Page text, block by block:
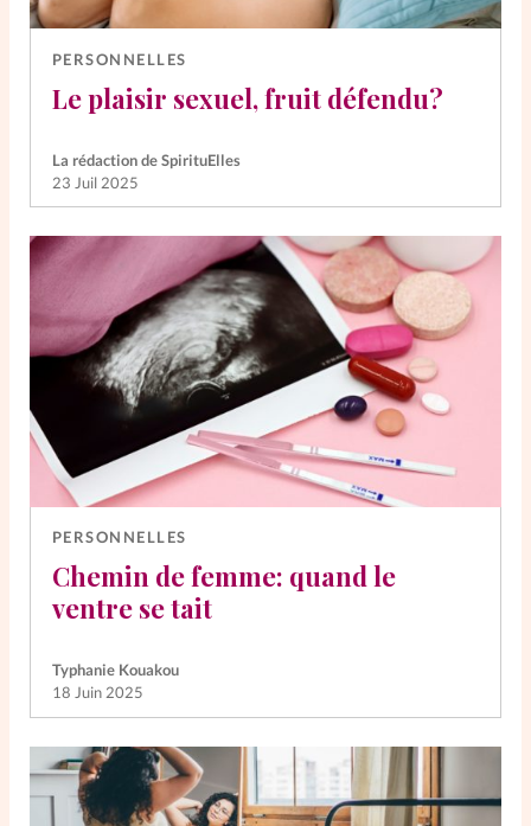
PERSONNELLES
Le plaisir sexuel, fruit défendu?
La rédaction de SpirituElles
23 Juil 2025
PERSONNELLES
Chemin de femme: quand le
ventre se tait
Typhanie Kouakou
18 Juin 2025